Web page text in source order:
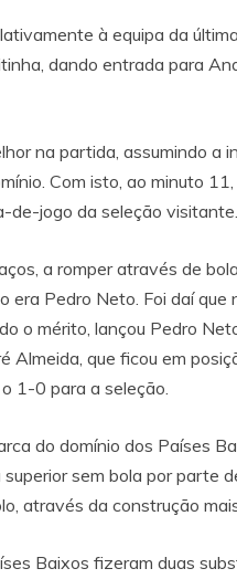
à equipa da
dando entrada para
na partida, assumindo a
Com isto, ao minuto
de-jogo da seleção visitante.
a romper através de
era Pedro Neto. Foi daí
o mérito, lançou Pedro
Almeida, que ficou em
1-0 para a seleção.
do domínio dos Países
sem bola por parte
através da construção
Baixos fizeram duas